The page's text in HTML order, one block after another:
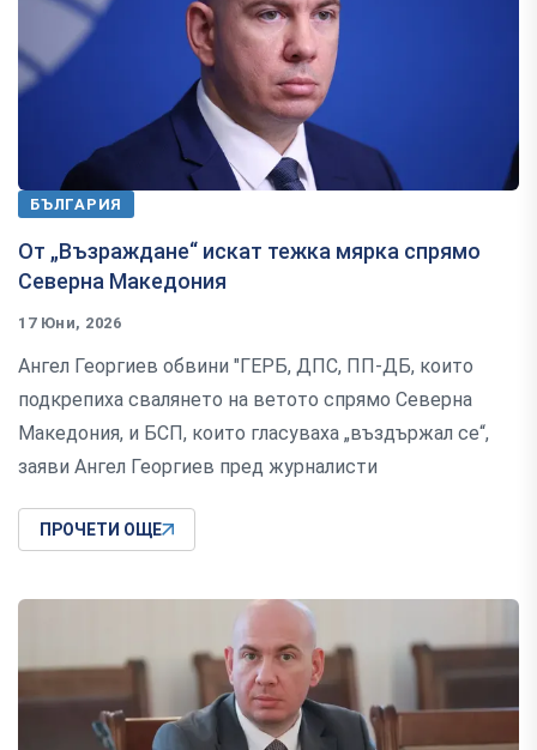
БЪЛГАРИЯ
От „Възраждане“ искат тежка мярка спрямо
Северна Македония
17 Юни, 2026
Ангел Георгиев обвини "ГЕРБ, ДПС, ПП-ДБ, които
подкрепиха свалянето на ветото спрямо Северна
Македония, и БСП, които гласуваха „въздържал се“,
заяви Ангел Георгиев пред журналисти
ПРОЧЕТИ ОЩЕ